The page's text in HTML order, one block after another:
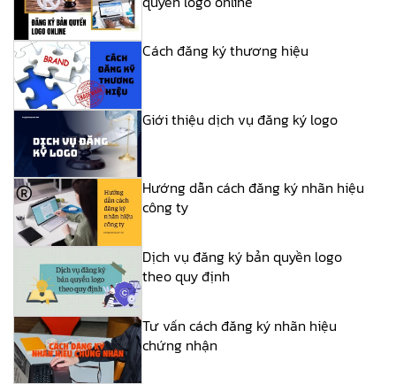
Cách đăng ký thương hiệu
Giới thiệu dịch vụ đăng ký logo
Hướng dẫn cách đăng ký nhãn hiệu
công ty
Dịch vụ đăng ký bản quyền logo
theo quy định
Tư vấn cách đăng ký nhãn hiệu
chứng nhận